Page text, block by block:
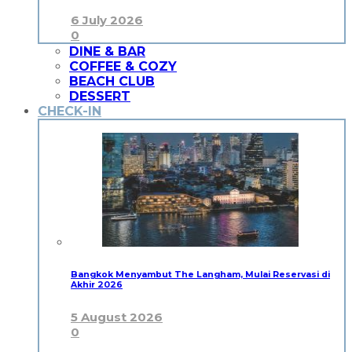
6 July 2026
0
DINE & BAR
COFFEE & COZY
BEACH CLUB
DESSERT
CHECK-IN
Bangkok Menyambut The Langham, Mulai Reservasi di
Akhir 2026
5 August 2026
0